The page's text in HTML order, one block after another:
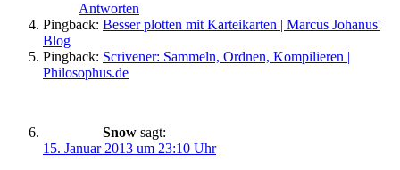
Antworten
Pingback: Besser plotten mit Karteikarten | Marcus Johanus'
Blog
Pingback: Scrivener: Sammeln, Ordnen, Kompilieren |
Philosophus.de
Snow sagt:
15. Januar 2013 um 23:10 Uhr